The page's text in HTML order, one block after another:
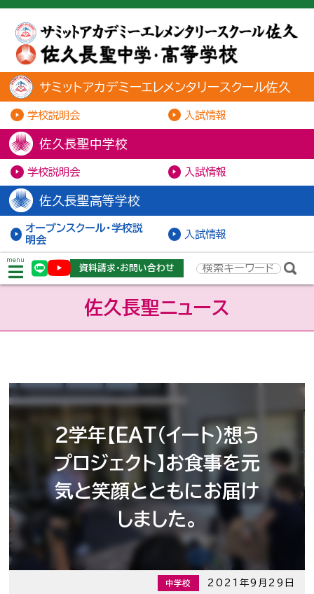
サミットアカデミーエレメンタリースクール佐久
学校説明会 入試情報
佐久長聖中学校
学校説明会 入試情報
佐久長聖高等学校
オープンスクール・学校説
明会
入試情報
menu
資料請求・お問い合わせ
佐久長聖ニュース
２学年【EAT（イート）想う
プロジェクト】お食事を元
気と笑顔とともにお届け
しました。
中学校 2021年9月29日